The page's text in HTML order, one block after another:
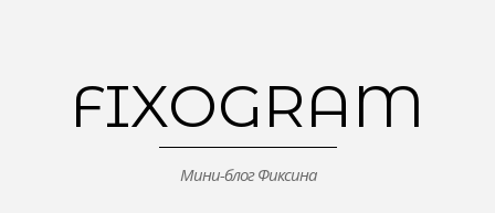
FIXOGRAM
Мини-блог Фиксина